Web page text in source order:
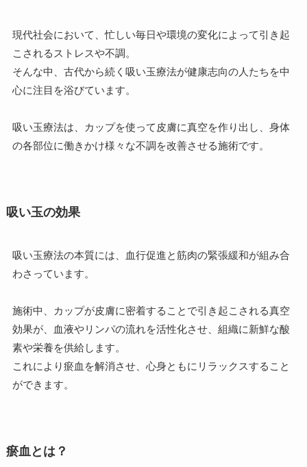
現代社会において、忙しい毎日や環境の変化によって引き起
こされるストレスや不調。
そんな中、古代から続く吸い玉療法が健康志向の人たちを中
心に注目を浴びています。
吸い玉療法は、カップを使って皮膚に真空を作り出し、身体
の各部位に働きかけ様々な不調を改善させる施術です。
吸い玉の効果
吸い玉療法の本質には、血行促進と筋肉の緊張緩和が組み合
わさっています。
施術中、カップが皮膚に密着することで引き起こされる真空
効果が、血液やリンパの流れを活性化させ、組織に新鮮な酸
素や栄養を供給します。
これにより瘀血を解消させ、心身ともにリラックスすること
ができます。
瘀血とは？